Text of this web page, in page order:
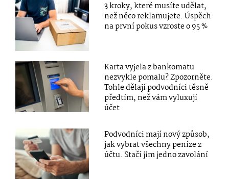
3 kroky, které musíte udělat,
než něco reklamujete. Úspěch
na první pokus vzroste o 95 %
Karta vyjela z bankomatu
nezvykle pomalu? Zpozorněte.
Tohle dělají podvodníci těsně
předtím, než vám vyluxují
účet
Podvodníci mají nový způsob,
jak vybrat všechny peníze z
účtu. Stačí jim jedno zavolání